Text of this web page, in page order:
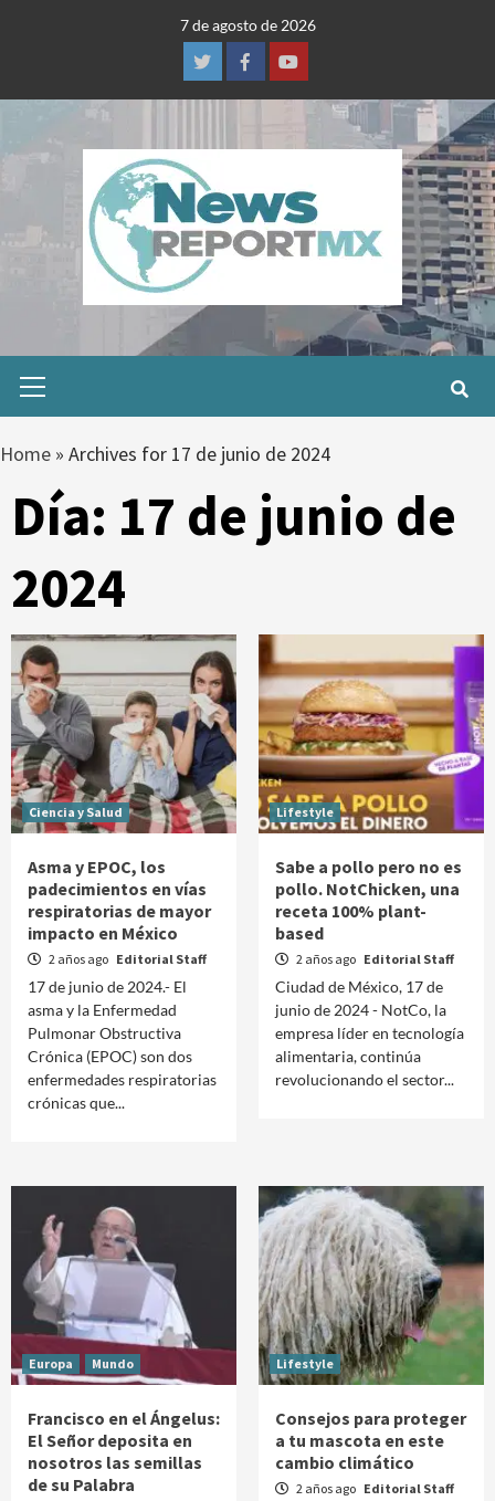
7 de agosto de 2026
TwitterFacebookYoutube
Menu
Home » Archives for 17 de junio de 2024
Día: 17 de junio de
2024
Ciencia y Salud
Asma y EPOC, los
padecimientos en vías
respiratorias de mayor
impacto en México
2 años ago Editorial Staff
17 de junio de 2024.- El
asma y la Enfermedad
Pulmonar Obstructiva
Crónica (EPOC) son dos
enfermedades respiratorias
crónicas que...
Lifestyle
Sabe a pollo pero no es
pollo. NotChicken, una
receta 100% plant-
based
2 años ago Editorial Staff
Ciudad de México, 17 de
junio de 2024 - NotCo, la
empresa líder en tecnología
alimentaria, continúa
revolucionando el sector...
Europa Mundo
Francisco en el Ángelus:
El Señor deposita en
nosotros las semillas
de su Palabra
Lifestyle
Consejos para proteger
a tu mascota en este
cambio climático
2 años ago Editorial Staff